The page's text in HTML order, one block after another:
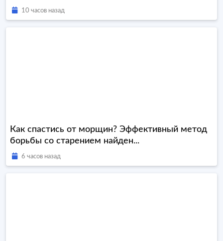
10 часов назад
Как спастись от морщин? Эффективный метод
борьбы со старением найден...
6 часов назад